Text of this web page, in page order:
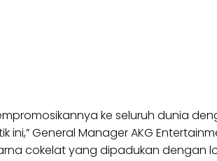
ke seluruh dunia
General Manager AKG
cokelat yang dipadukan dengan